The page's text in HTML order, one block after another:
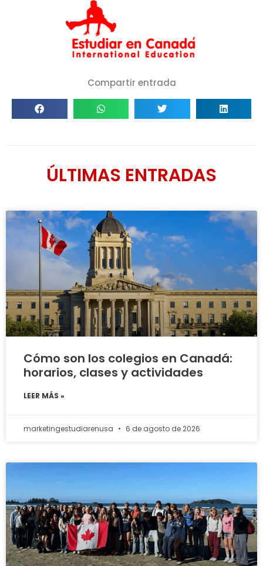
Compartir entrada
ÚLTIMAS ENTRADAS
Cómo son los colegios en Canadá:
horarios, clases y actividades
LEER MÁS »
marketingestudiarenusa 6 de agosto de 2026